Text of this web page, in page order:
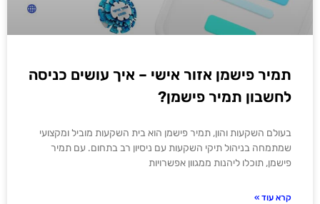
תמיר פישמן אזור אישי – איך עושים כניסה
לחשבון תמיר פישמן?
בעולם השקעות והון, תמיר פישמן הוא בית השקעות מוביל ומקצועי
שמתמחה בניהול תיקי השקעות עם ניסיון רב בתחום. עם תמיר
פישמן, תוכלו ליהנות ממגוון אפשרויות
קרא עוד »